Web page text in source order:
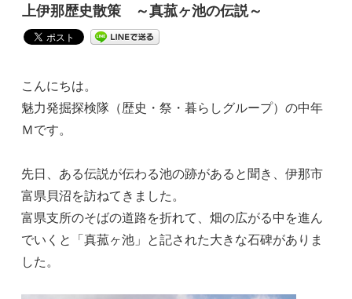
上伊那歴史散策 ～真菰ヶ池の伝説～
こんにちは。
魅力発掘探検隊（歴史・祭・暮らしグループ）の中年
Ｍです。
先日、ある伝説が伝わる池の跡があると聞き、伊那市
富県貝沼を訪ねてきました。
富県支所のそばの道路を折れて、畑の広がる中を進ん
でいくと「真菰ヶ池」と記された大きな石碑がありま
した。